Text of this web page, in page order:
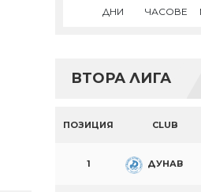
ДНИ ЧАСОВЕ
ВТОРА ЛИГА
ПОЗИЦИЯ CLUB
1 ДУНАВ